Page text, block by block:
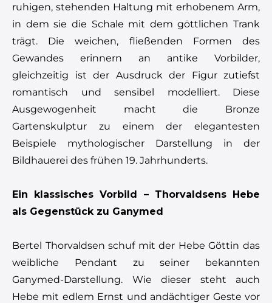
ruhigen, stehenden Haltung mit erhobenem Arm,
in dem sie die Schale mit dem göttlichen Trank
trägt. Die weichen, fließenden Formen des
Gewandes erinnern an antike Vorbilder,
gleichzeitig ist der Ausdruck der Figur zutiefst
romantisch und sensibel modelliert. Diese
Ausgewogenheit macht die Bronze
Gartenskulptur zu einem der elegantesten
Beispiele mythologischer Darstellung in der
Bildhauerei des frühen 19. Jahrhunderts.
Ein klassisches Vorbild – Thorvaldsens Hebe
als Gegenstück zu Ganymed
Bertel Thorvaldsen schuf mit der Hebe Göttin das
weibliche Pendant zu seiner bekannten
Ganymed-Darstellung. Wie dieser steht auch
Hebe mit edlem Ernst und andächtiger Geste vor